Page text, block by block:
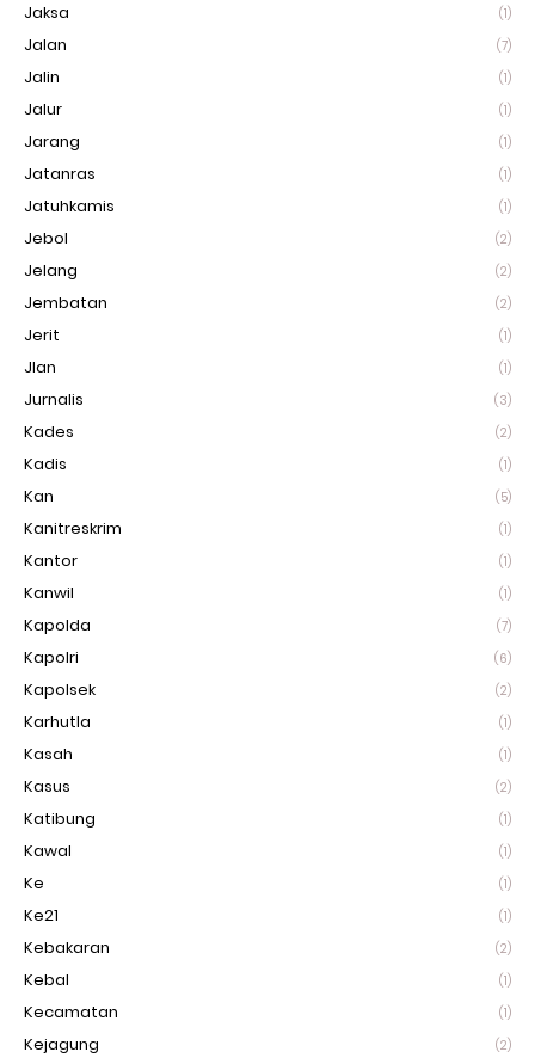
Jaksa (1)
Jalan (7)
Jalin (1)
Jalur (1)
Jarang (1)
Jatanras (1)
Jatuhkamis (1)
Jebol (2)
Jelang (2)
Jembatan (2)
Jerit (1)
Jlan (1)
Jurnalis (3)
Kades (2)
Kadis (1)
Kan (5)
Kanitreskrim (1)
Kantor (1)
Kanwil (1)
Kapolda (7)
Kapolri (6)
Kapolsek (2)
Karhutla (1)
Kasah (1)
Kasus (2)
Katibung (1)
Kawal (1)
Ke (1)
Ke21 (1)
Kebakaran (2)
Kebal (1)
Kecamatan (1)
Kejagung (2)